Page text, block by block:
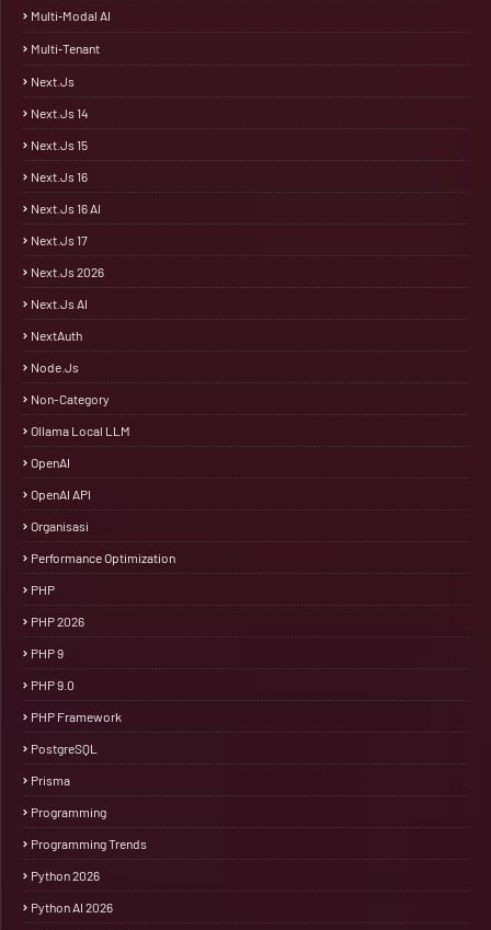
Multi‑Modal AI
Multi‑Tenant
Next.js
Next.js 14
Next.js 15
Next.js 16
Next.js 16 AI
Next.js 17
Next.js 2026
Next.js AI
NextAuth
Node.js
Non-Category
Ollama Local LLM
OpenAI
OpenAI API
Organisasi
Performance Optimization
PHP
PHP 2026
PHP 9
PHP 9.0
PHP Framework
PostgreSQL
Prisma
Programming
Programming Trends
Python 2026
Python AI 2026